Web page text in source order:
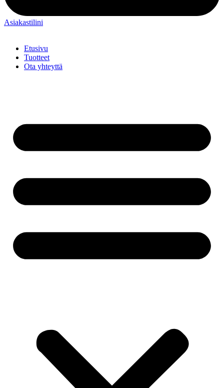
Asiakastilini
Etusivu
Tuotteet
Ota yhteyttä